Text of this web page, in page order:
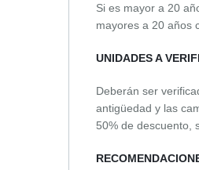
Si es mayor a 20
mayores a 20 años
UNIDADES A
Deberán ser
antigüedad y las
50% de descuento,